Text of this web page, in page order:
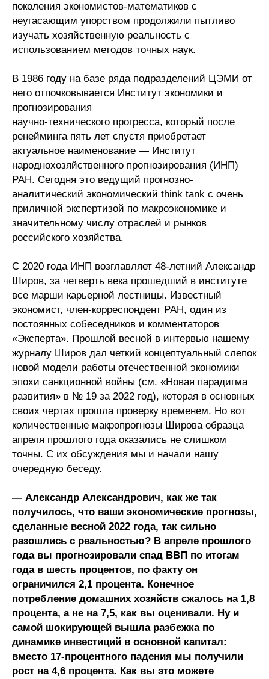
Редакционная этика
Информация для авторов
Общие требования
Стандарты оформления
Семинары
Энергетический семинар
Российско-французский семинар
ЦДУ
Inforum
Ученый совет
Материалы
О совете
Регулярные прогнозы
Квартальный прогноз
Краткосрочный прогноз
производства
Российская Система Климатического
Центр «Климатическая политика и
экономика России»
Образование и карьера
Кафедра МФТИ
Кафедра МАДИ
поколения экономистов-математиков с
неугасающим упорством продолжили пытливо
изучать хозяйственную реальность с
использованием методов точных наук.
В 1986 году на базе ряда подразделений ЦЭМИ от
него отпочковывается Институт экономики и
прогнозирования
научно-технического прогресса, который после
ренейминга пять лет спустя приобретает
актуальное наименование — Институт
народнохозяйственного прогнозирования (ИНП)
РАН. Сегодня это ведущий прогнозно-
аналитический экономический think tank с очень
приличной экспертизой по макроэкономике и
значительному числу отраслей и рынков
российского хозяйства.
С 2020 года ИНП возглавляет 48-летний Александр
Широв, за четверть века прошедший в институте
все марши карьерной лестницы. Известный
экономист, член-корреспондент РАН, один из
постоянных собеседников и комментаторов
«Эксперта». Прошлой весной в интервью нашему
журналу Широв дал четкий концептуальный слепок
новой модели работы отечественной экономики
эпохи санкционной войны (см. «Новая парадигма
развития» в № 19 за 2022 год), которая в основных
своих чертах прошла проверку временем. Но вот
количественные макропрогнозы Широва образца
апреля прошлого года оказались не слишком
точны. С их обсуждения мы и начали нашу
очередную беседу.
— Александр Александрович, как же так
получилось, что ваши экономические прогнозы,
сделанные весной 2022 года, так сильно
разошлись с реальностью? В апреле прошлого
года вы прогнозировали спад ВВП по итогам
года в шесть процентов, по факту он
ограничился 2,1 процента. Конечное
потребление домашних хозяйств сжалось на 1,8
процента, а не на 7,5, как вы оценивали. Ну и
самой шокирующей вышла разбежка по
динамике инвестиций в основной капитал:
вместо 17-процентного падения мы получили
рост на 4,6 процента. Как вы это можете